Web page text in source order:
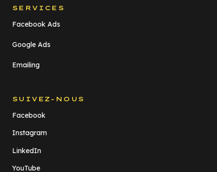
SERVICES
Facebook Ads
Google Ads
Emailing
SUIVEZ-NOUS
Facebook
Instagram
LinkedIn
YouTube